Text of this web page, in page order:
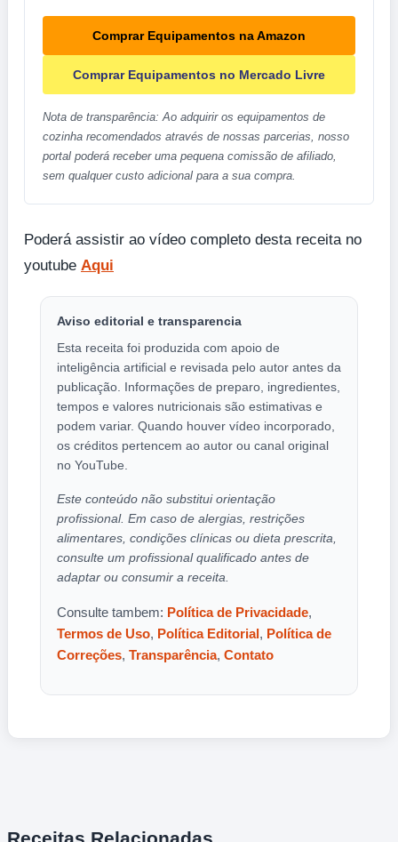
Comprar Equipamentos na Amazon
Comprar Equipamentos no Mercado Livre
Nota de transparência: Ao adquirir os equipamentos de
cozinha recomendados através de nossas parcerias, nosso
portal poderá receber uma pequena comissão de afiliado,
sem qualquer custo adicional para a sua compra.
Poderá assistir ao vídeo completo desta receita no
youtube Aqui
Aviso editorial e transparencia
Esta receita foi produzida com apoio de
inteligência artificial e revisada pelo autor antes da
publicação. Informações de preparo, ingredientes,
tempos e valores nutricionais são estimativas e
podem variar. Quando houver vídeo incorporado,
os créditos pertencem ao autor ou canal original
no YouTube.
Este conteúdo não substitui orientação
profissional. Em caso de alergias, restrições
alimentares, condições clínicas ou dieta prescrita,
consulte um profissional qualificado antes de
adaptar ou consumir a receita.
Consulte tambem: Política de Privacidade,
Termos de Uso, Política Editorial, Política de
Correções, Transparência, Contato
Receitas Relacionadas